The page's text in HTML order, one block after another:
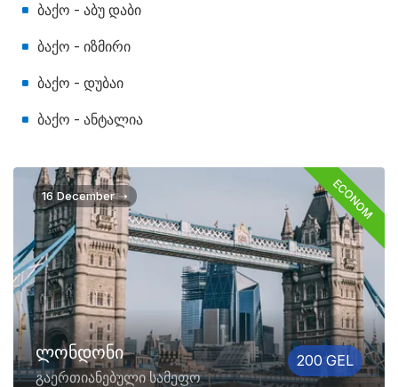
ბაქო - აბუ დაბი
ბაქო - იზმირი
ბაქო - დუბაი
ბაქო - ანტალია
16 December ➝ ECONOM
ლონდონი
გაერთიანებული სამეფო
200 GEL